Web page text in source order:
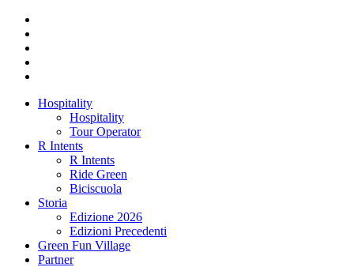
Hospitality
Hospitality
Tour Operator
R Intents
R Intents
Ride Green
Biciscuola
Storia
Edizione 2026
Edizioni Precedenti
Green Fun Village
Partner